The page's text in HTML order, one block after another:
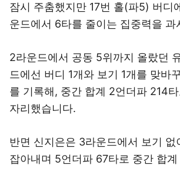
잠시 주춤했지만 17번 홀(파5) 버디
운드에서 6타를 줄이는 집중력을 과
2라운드에서 공동 5위까지 올랐던
드에선 버디 1개와 보기 1개를 맞바
를 기록해, 중간 합계 2언더파 214
자리했습니다.
반면 신지은은 3라운드에서 보기 없
잡아내며 5언더파 67타로 중간 합계